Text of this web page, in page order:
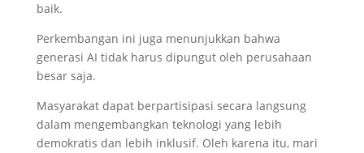
baik.
Perkembangan ini juga menunjukkan bahwa
generasi AI tidak harus dipungut oleh perusahaan
besar saja.
Masyarakat dapat berpartisipasi secara langsung
dalam mengembangkan teknologi yang lebih
demokratis dan lebih inklusif. Oleh karena itu, mari